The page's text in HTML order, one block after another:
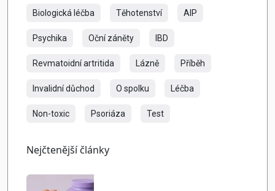
Biologická léčba Těhotenství AIP
Psychika Oční záněty IBD
Revmatoidní artritida Lázně Příběh
Invalidní důchod O spolku Léčba
Non-toxic Psoriáza Test
Nejčtenější články